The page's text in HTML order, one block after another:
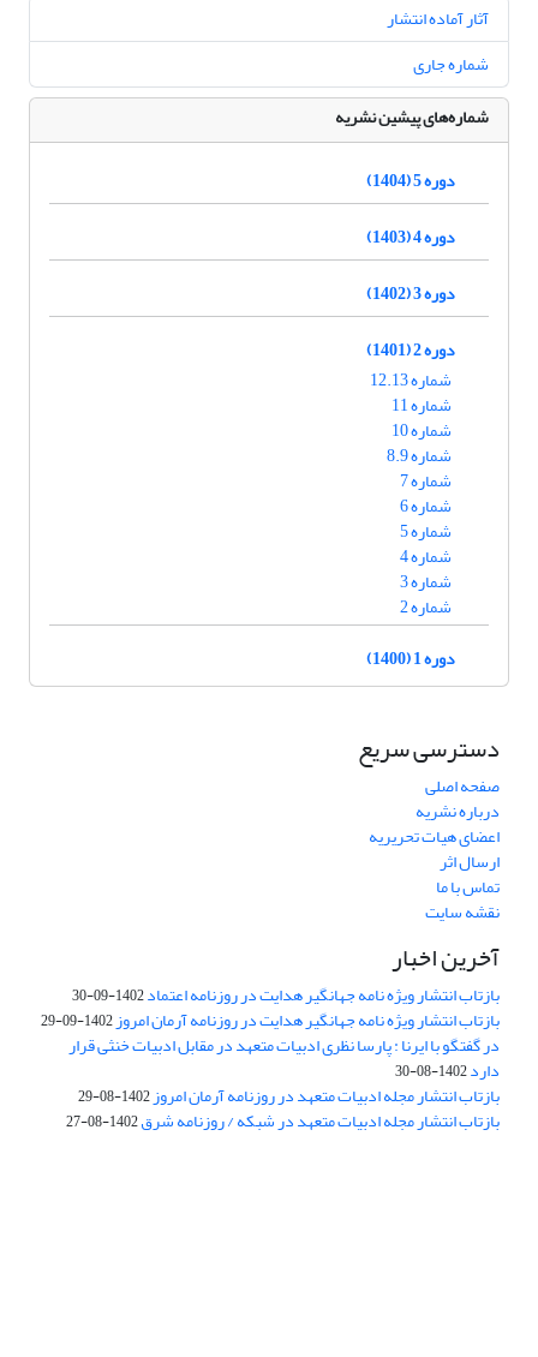
آثار آماده انتشار
شماره جاری
شماره‌های پیشین نشریه
دوره 5 (1404)
دوره 4 (1403)
دوره 3 (1402)
دوره 2 (1401)
شماره 12.13
شماره 11
شماره 10
شماره 8.9
شماره 7
شماره 6
شماره 5
شماره 4
شماره 3
شماره 2
دوره 1 (1400)
دسترسی سریع
صفحه اصلی
درباره نشریه
اعضای هیات تحریریه
ارسال اثر
تماس با ما
نقشه سایت
آخرین اخبار
بازتاب انتشار ویژه نامه جهانگیر هدایت در روزنامه اعتماد1402-09-30
بازتاب انتشار ویژه نامه جهانگیر هدایت در روزنامه آرمان امروز1402-09-29
در گفتگو با ایرنا : پارسا نظری ادبیات متعهد در مقابل ادبیات خنثی قرار
دارد1402-08-30
بازتاب انتشار مجله ادبیات متعهد در روزنامه آرمان امروز1402-08-29
بازتاب انتشار مجله ادبیات متعهد در شبکه / روزنامه شرق1402-08-27